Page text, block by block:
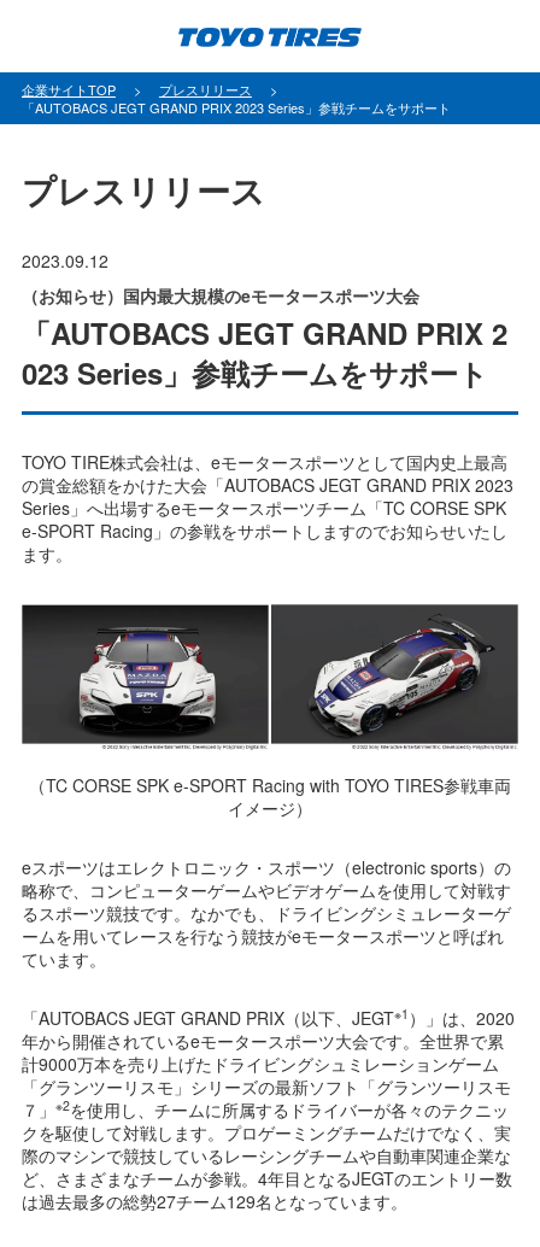
パ
ン
企業サイトTOP
プレスリリース
「AUTOBACS JEGT GRAND PRIX 2023 Series」参戦チームをサポート
プレスリリース
2023.09.12
（お知らせ）国内最大規模のeモータースポーツ大会
「AUTOBACS JEGT GRAND PRIX 2
023 Series」参戦チームをサポート
TOYO TIRE株式会社は、eモータースポーツとして国内史上最高
の賞金総額をかけた大会「AUTOBACS JEGT GRAND PRIX 2023
Series」へ出場するeモータースポーツチーム「TC CORSE SPK
e-SPORT Racing」の参戦をサポートしますのでお知らせいたし
ます。
（TC CORSE SPK e-SPORT Racing with TOYO TIRES参戦車両
イメージ）
eスポーツはエレクトロニック・スポーツ（electronic sports）の
略称で、コンピューターゲームやビデオゲームを使用して対戦す
るスポーツ競技です。なかでも、ドライビングシミュレーターゲ
ームを用いてレースを行なう競技がeモータースポーツと呼ばれ
ています。
「AUTOBACS JEGT GRAND PRIX（以下、JEGT※1 ）」は、2020
年から開催されているeモータースポーツ大会です。全世界で累
計9000万本を売り上げたドライビングシュミレーションゲーム
「グランツーリスモ」シリーズの最新ソフト「グランツーリスモ
７」 ※2を使用し、チームに所属するドライバーが各々のテクニッ
クを駆使して対戦します。プロゲーミングチームだけでなく、実
際のマシンで競技しているレーシングチームや自動車関連企業な
ど、さまざまなチームが参戦。4年目となるJEGTのエントリー数
は過去最多の総勢27チーム129名となっています。